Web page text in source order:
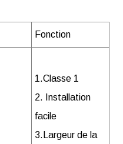
Fonction
1.Classe 1
2. Installation
facile
3.Largeur de la